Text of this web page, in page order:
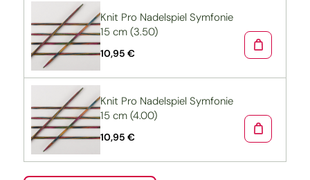
Knit Pro Nadelspiel Symfonie
15 cm (3.50)
10,95 €
Knit Pro Nadelspiel Symfonie
15 cm (4.00)
10,95 €